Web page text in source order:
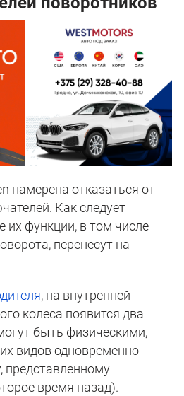
намерена отказаться от
Как следует
их функции, в том числе
перенесут на
, на внутренней
колеса появится два
быть физическими,
видов одновременно
представленному
время назад).